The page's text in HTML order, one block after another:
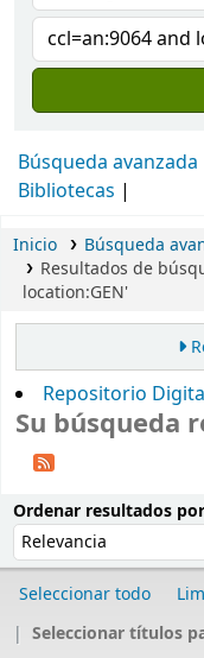
Búsqueda avanzada
Bibliotecas
Inicio
Búsqueda
Resultados de
location:GEN'
Repositorio
Su búsqueda
Ordenar resultados
Seleccionar todo
Seleccionar títulos